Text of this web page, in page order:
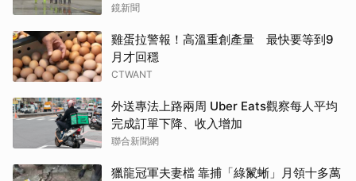
鏡新聞
雞蛋拉警報！高溫重創產量 最快要等到9
月才回穩
CTWANT
外送專法上路兩周 Uber Eats觀察每人平均
完成訂單下降、收入增加
聯合新聞網
獵龍冠軍夫妻檔 靠捕「綠鬣蜥」月領十多萬